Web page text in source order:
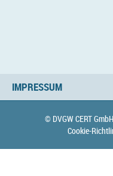
IMPRESSUM
© DVGW CERT
Cookie-